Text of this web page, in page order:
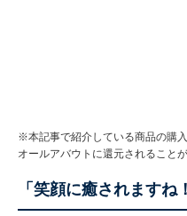
※本記事で紹介している商品の購
オールアバウトに還元されることが
「笑顔に癒されますね